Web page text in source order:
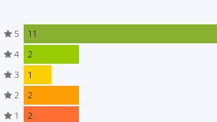
5
11
4
2
3
1
2
2
1
2